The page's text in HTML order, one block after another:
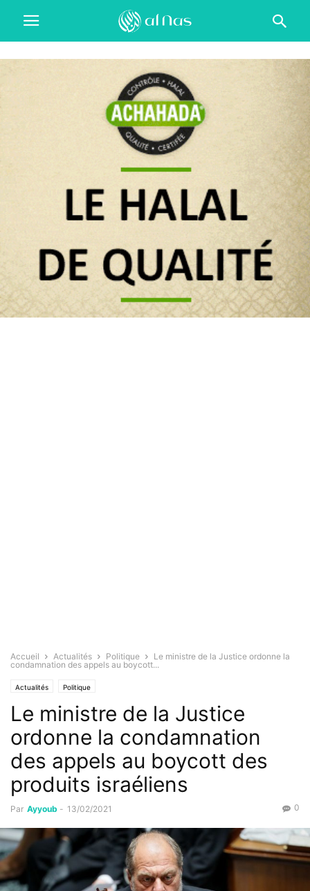
Accueil Actualités Politique
Le ministre de la Justice ordonne la
condamnation des appels au boycott...
Actualités Politique
Le ministre de la Justice
ordonne la condamnation
des appels au boycott des
produits israéliens
Par Ayyoub - 13/02/2021 0